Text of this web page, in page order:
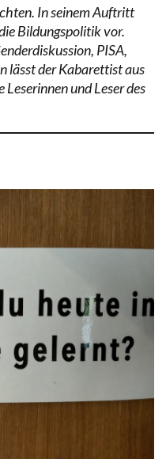
In seinem Auftritt
Bildungspolitik vor.
PISA,
lässt der Kabarettist aus
und Leser des